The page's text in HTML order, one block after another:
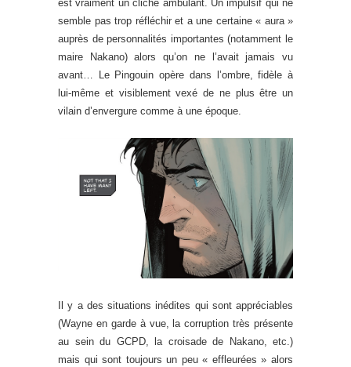
est vraiment un cliché ambulant. Un impulsif qui ne
semble pas trop réfléchir et a une certaine « aura »
auprès de personnalités importantes (notamment le
maire Nakano) alors qu’on ne l’avait jamais vu
avant… Le Pingouin opère dans l’ombre, fidèle à
lui-même et visiblement vexé de ne plus être un
vilain d’envergure comme à une époque.
Il y a des situations inédites qui sont appréciables
(Wayne en garde à vue, la corruption très présente
au sein du GCPD, la croisade de Nakano, etc.)
mais qui sont toujours un peu « effleurées » alors